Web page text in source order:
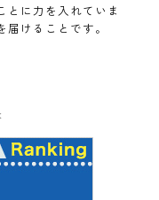
とに力を入れていま
けることです。